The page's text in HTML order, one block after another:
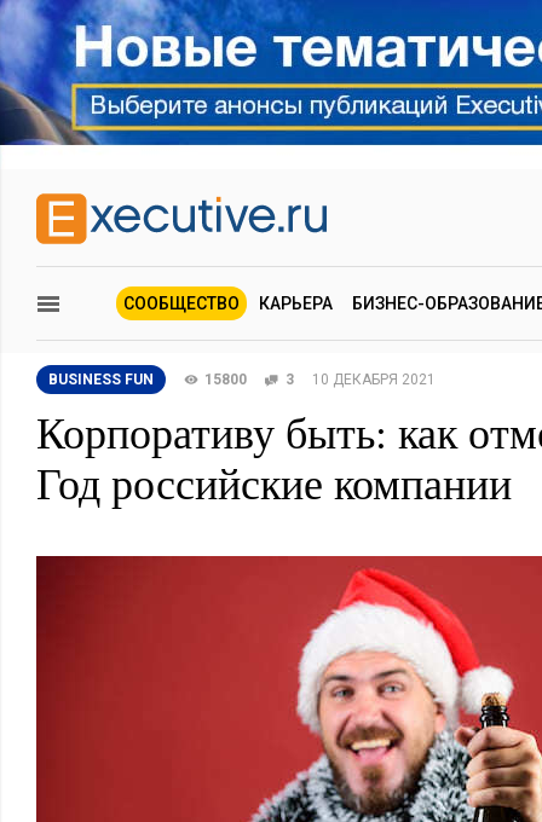
СООБЩЕСТВО КАРЬЕРА БИЗНЕС-
BUSINESS FUN 15800 3 10 ДЕКАБРЯ 2021
Корпоративу быть: как
Год российские компании